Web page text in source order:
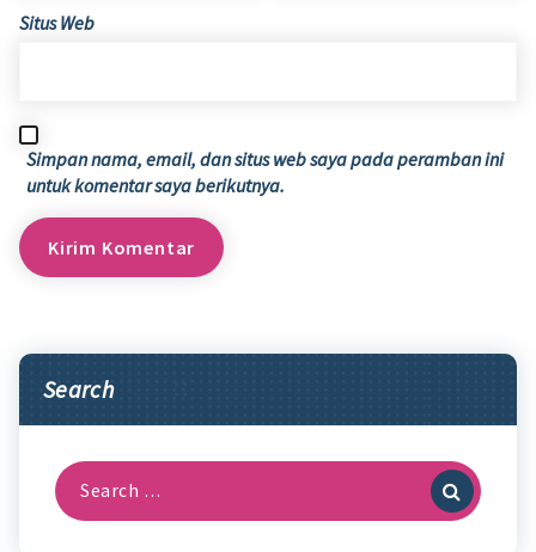
Situs Web
Simpan nama, email, dan situs web saya pada peramban ini
untuk komentar saya berikutnya.
Search
Search
for: